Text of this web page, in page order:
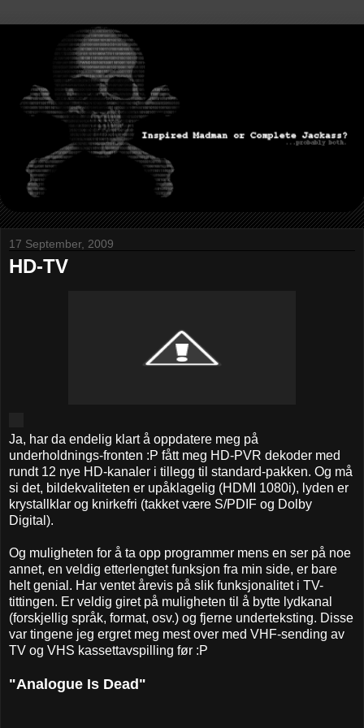
17 September, 2009
HD-TV
Ja, har da endelig klart å oppdatere meg på
underholdnings-fronten :P fått meg HD-PVR dekoder med
rundt 12 nye HD-kanaler i tillegg til standard-pakken. Og må
si det, bildekvaliteten er upåklagelig (HDMI 1080i), lyden er
krystallklar og knirkefri (takket være S/PDIF og Dolby
Digital).
Og muligheten for å ta opp programmer mens en ser på noe
annet, en veldig etterlengtet funksjon fra min side, er bare
helt genial. Har ventet årevis på slik funksjonalitet i TV-
tittingen. Er veldig giret på muligheten til å bytte lydkanal
(forskjellig språk, format, osv.) og fjerne underteksting. Disse
var tingene jeg ergret meg mest over med VHF-sending av
TV og VHS kassettavspilling før :P
"Analogue Is Dead"